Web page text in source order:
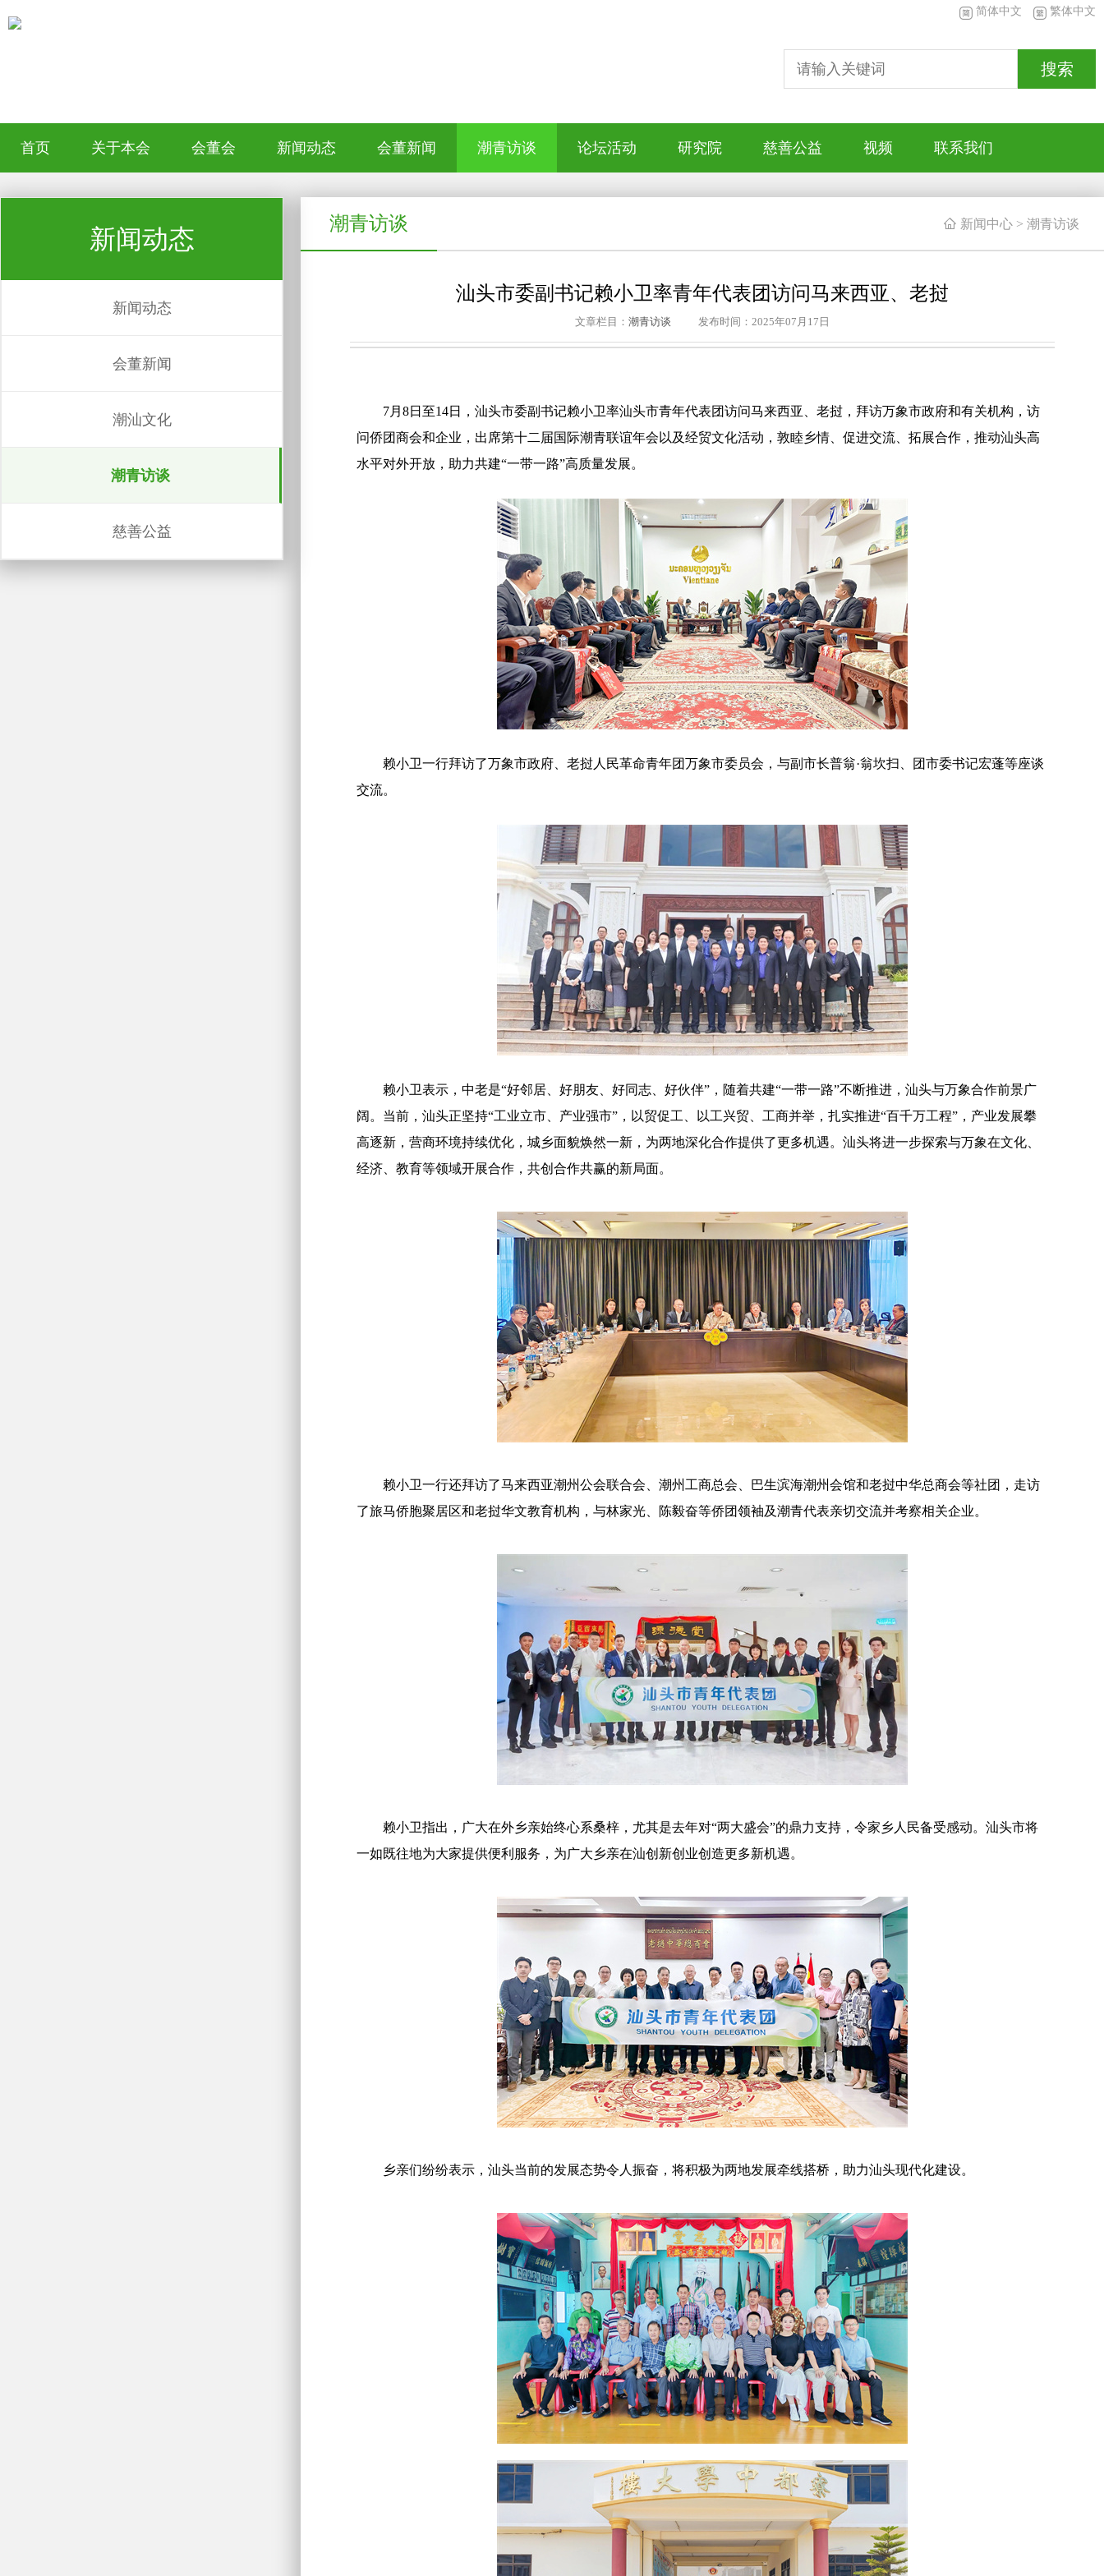
搜索
简体中文 繁体中文
首页 关于本会 会董会 新闻动态 会董新闻 潮青访谈 论坛活动 研究院 慈善公益 视频 联系我们
潮青访谈  新闻中心 > 潮青访谈
汕头市委副书记赖小卫率青年代表团访问马来西亚、老挝
文章栏目： 潮青访谈 发布时间：2025年07月17日
7月 8日至14日，汕头市委副书记赖小卫率汕头市青年代表团访问马来西亚、老挝，拜访万象市政府和有关机构 ，访
问侨团商会和企业，出席第十二届国际潮青联谊年会 以及经贸文化活动， 敦睦乡情、促进交流、 拓展合作， 推动汕头高
水平对外开放， 助力共建“一带一路”高质量发展。
赖小卫一行拜访了万象市政府、老挝人民革命青年团万象市委员会，与副市长普翁·翁坎扫、团市委书记宏蓬等座谈
交流。
赖小卫表示， 中老是“好邻居、好朋友、好同志、好伙伴”， 随着共建“一带一路”不断推进，汕头与万象合作前景广
阔。当前，汕头正坚持“工业立市、产业强市”，以贸促工、以工兴贸、工商并举， 扎实推进“百千万工程”，产业发展攀
高逐新，营商环境持续优化，城乡面貌焕然一新，为两地深化合作提供了更多机遇。汕头将进一步探索与万象在文化、
经济、教育等领域开展合作，共创合作共赢的新局面。
赖小卫一行还拜访了马来西亚潮州公会联合会、潮州工商总会、巴生滨海潮州会馆和老挝中华总商会等社团，走访
了旅马侨胞聚居区和老挝华文教育机构 ，与林家光、陈毅奋等侨团领袖及潮青代表亲切交流并考察相关企业。
赖小卫指出 ， 广大在外乡亲始终心系桑梓， 尤其是去年对“两大盛会”的鼎力支持，令家乡人民备受感动。汕头市将
一如既往地为大家提供便利服务，为广大乡亲在汕创新创业创造更多新机遇。
乡亲们纷纷表示，汕头当前的发展态势令人振奋，将积极为两地发展牵线搭桥，助力汕头现代化建设。
新闻动态
新闻动态
会董新闻
潮汕文化
潮青访谈
慈善公益